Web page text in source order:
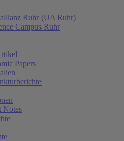
Ruhr (UA Ruhr)
Campus Ruhr
Papers
Notes